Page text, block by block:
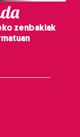
zenbakiak